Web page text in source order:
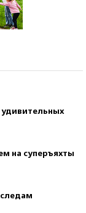
на суперъяхты